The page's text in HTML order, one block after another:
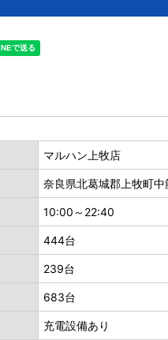
マルハン上牧店
奈良県北葛城郡上牧町
10:00～22:40
444台
239台
683台
充電設備あり